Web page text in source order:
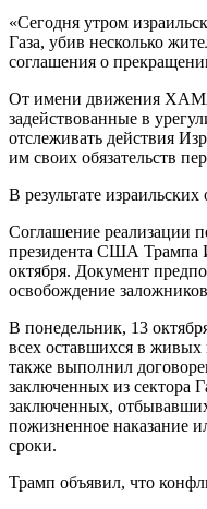
«Сегодня утром
Газа, убив несколько
соглашения о
От имени движения
задействованные в
отслеживать действия
им своих обязательств
В результате
Соглашение реализации
президента США
октября. Документ
освобождение
В понедельник, 13
всех оставшихся в живых
также выполнил
заключенных из сектора
заключенных,
пожизненное наказание
сроки.
Трамп объявил, что